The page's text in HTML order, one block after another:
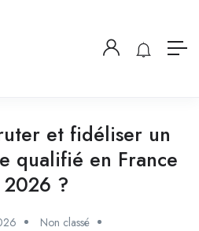
et fidéliser un
qualifié en France
?
Non classé